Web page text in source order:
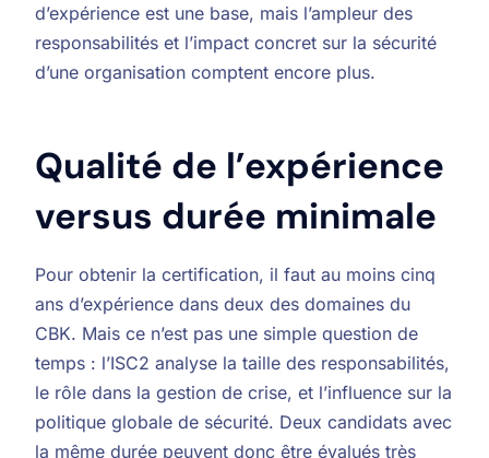
d’expérience est une base, mais l’ampleur des
responsabilités et l’impact concret sur la sécurité
d’une organisation comptent encore plus.
Qualité de l’expérience
versus durée minimale
Pour obtenir la certification, il faut au moins cinq
ans d’expérience dans deux des domaines du
CBK. Mais ce n’est pas une simple question de
temps : l’ISC2 analyse la taille des responsabilités,
le rôle dans la gestion de crise, et l’influence sur la
politique globale de sécurité. Deux candidats avec
la même durée peuvent donc être évalués très